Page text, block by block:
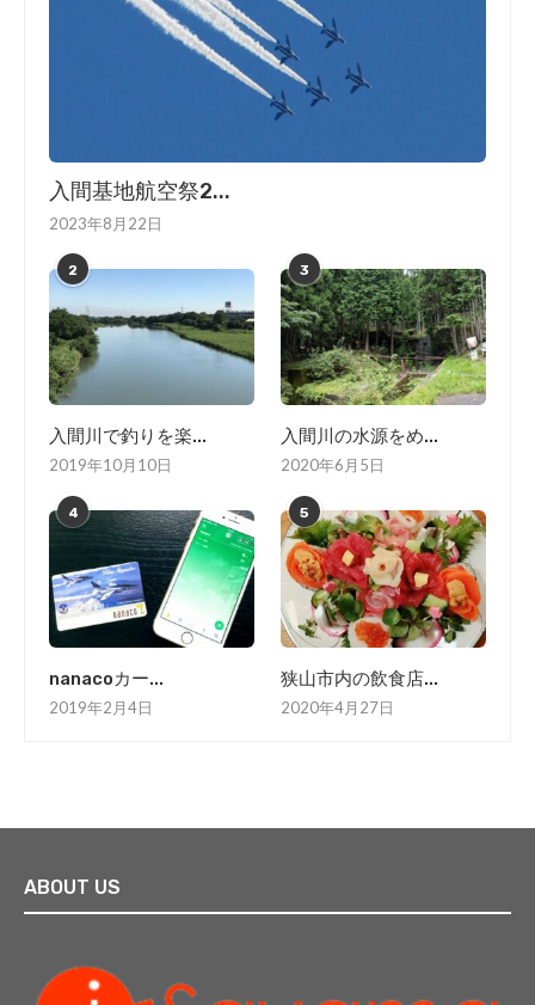
入間基地航空祭2...
2023年8月22日
2
入間川で釣りを楽...
2019年10月10日
3
入間川の水源をめ...
2020年6月5日
4
nanacoカー...
2019年2月4日
5
狭山市内の飲食店...
2020年4月27日
ABOUT US